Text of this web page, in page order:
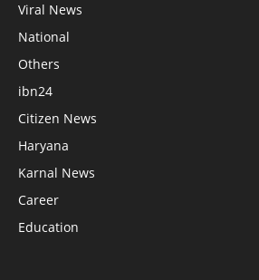
Viral News
National
Others
ibn24
Citizen News
Haryana
Karnal News
Career
Education